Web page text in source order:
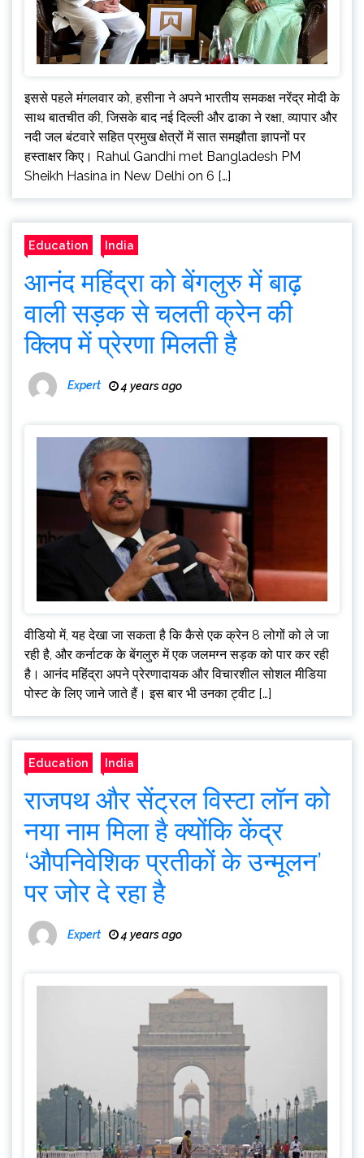
इससे पहले मंगलवार को, हसीना ने अपने भारतीय समकक्ष नरेंद्र मोदी के
साथ बातचीत की, जिसके बाद नई दिल्ली और ढाका ने रक्षा, व्यापार और
नदी जल बंटवारे सहित प्रमुख क्षेत्रों में सात समझौता ज्ञापनों पर
हस्ताक्षर किए। Rahul Gandhi met Bangladesh PM
Sheikh Hasina in New Delhi on 6 […]
Education India
आनंद महिंद्रा को बेंगलुरु में बाढ़
वाली सड़क से चलती क्रेन की
क्लिप में प्रेरणा मिलती है
Expert 4 years ago
वीडियो में, यह देखा जा सकता है कि कैसे एक क्रेन 8 लोगों को ले जा
रही है, और कर्नाटक के बेंगलुरु में एक जलमग्न सड़क को पार कर रही
है। आनंद महिंद्रा अपने प्रेरणादायक और विचारशील सोशल मीडिया
पोस्ट के लिए जाने जाते हैं। इस बार भी उनका ट्वीट […]
Education India
राजपथ और सेंट्रल विस्टा लॉन को
नया नाम मिला है क्योंकि केंद्र
‘औपनिवेशिक प्रतीकों के उन्मूलन’
पर जोर दे रहा है
Expert 4 years ago